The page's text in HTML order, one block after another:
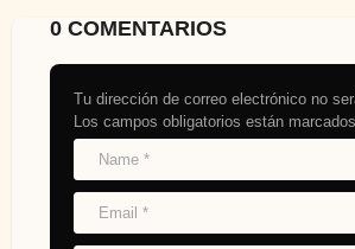
0 COMENTARIOS
Tu dirección de correo electrónico no
Los campos obligatorios están